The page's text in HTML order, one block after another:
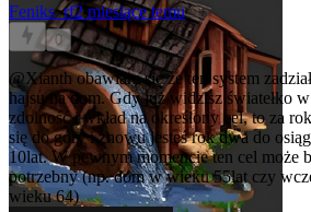
Feniks_rf2 miesiące temu
0
@Xianthobawiam się że ten system
hajsu na dom. Gdy już widzisz światełko
zdolność i wkład na określony cel, to za
się do góry i znowu jesteś rok dwa do
10lat. W pewnym momencie ten cel może
potrzebny (np. dom w wieku 55lat czy
wieku 64)